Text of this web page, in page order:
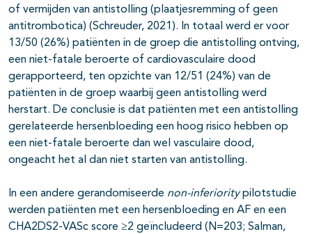
of vermijden van antistolling (plaatjesremming of geen
antitrombotica) (Schreuder, 2021). In totaal werd er voor
13/50 (26%) patiënten in de groep die antistolling ontving,
een niet-fatale beroerte of cardiovasculaire dood
gerapporteerd, ten opzichte van 12/51 (24%) van de
patiënten in de groep waarbij geen antistolling werd
herstart. De conclusie is dat patiënten met een antistolling
gerelateerde hersenbloeding een hoog risico hebben op
een niet-fatale beroerte dan wel vasculaire dood,
ongeacht het al dan niet starten van antistolling.
In een andere gerandomiseerde non-inferioritypilotstudie
werden patiënten met een hersenbloeding en AF en een
CHA2DS2-VASc score ≥2 geïncludeerd (N=203; Salman,